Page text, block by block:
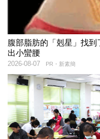
腹部脂肪的「剋星」找
出小蠻腰
PR・新素簡
2026-08-07